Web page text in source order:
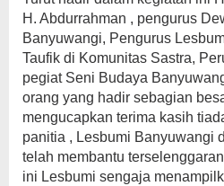
H. Abdurrahman , pengurus
Banyuwangi, Pengurus
Taufik di Komunitas Sastra,
pegiat Seni Budaya
orang yang hadir sebagian
mengucapkan terima kasih
panitia , Lesbumi Banyuwangi
telah membantu
ini Lesbumi sengaja